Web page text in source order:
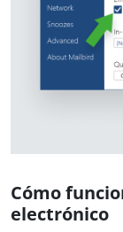
Cómo
electrónico